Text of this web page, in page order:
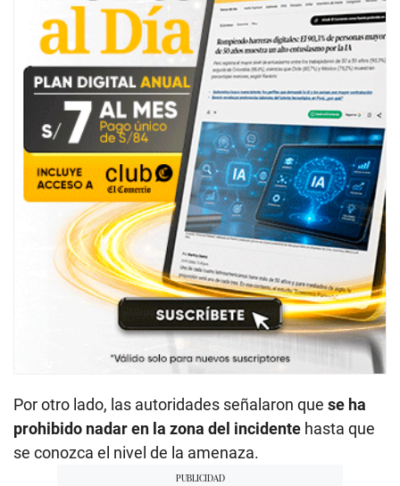
Por otro lado, las autoridades señalaron que se ha
prohibido nadar en la zona del incidente hasta que
se conozca el nivel de la amenaza.